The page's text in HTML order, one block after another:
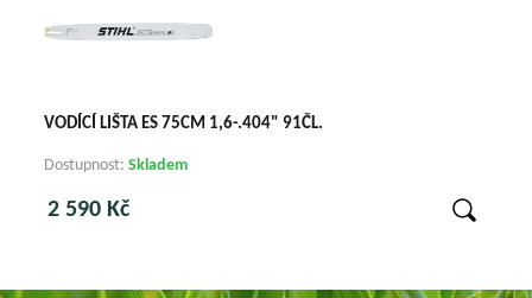
VODÍCÍ LIŠTA ES 75CM 1,6-.404" 91ČL.
Dostupnost:Skladem
2 590 Kč